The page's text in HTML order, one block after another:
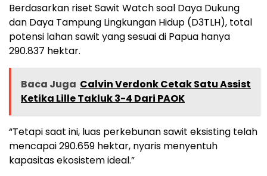
Berdasarkan riset Sawit Watch soal Daya Dukung
dan Daya Tampung Lingkungan Hidup (D3TLH), total
potensi lahan sawit yang sesuai di Papua hanya
290.837 hektar.
Baca Juga Calvin Verdonk Cetak Satu Assist
Ketika Lille Takluk 3-4 Dari PAOK
“Tetapi saat ini, luas perkebunan sawit eksisting telah
mencapai 290.659 hektar, nyaris menyentuh
kapasitas ekosistem ideal.”